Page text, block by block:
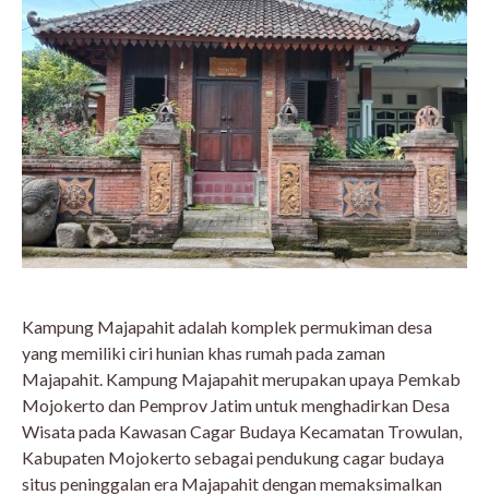
Kampung Majapahit adalah komplek permukiman desa
yang memiliki ciri hunian khas rumah pada zaman
Majapahit. Kampung Majapahit merupakan upaya Pemkab
Mojokerto dan Pemprov Jatim untuk menghadirkan Desa
Wisata pada Kawasan Cagar Budaya Kecamatan Trowulan,
Kabupaten Mojokerto sebagai pendukung cagar budaya
situs peninggalan era Majapahit dengan memaksimalkan